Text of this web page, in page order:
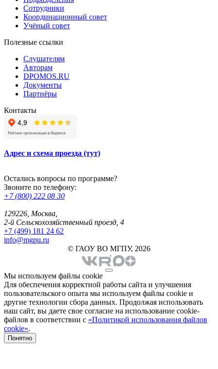
Сотрудники
Координационный совет
Учёный совет
Полезные ссылки
Слушателям
Авторам
DPOMOS.RU
Документы
Партнёры
Контакты
Адрес и схема проезда (тут)
Остались вопросы по программе?
Звоните по телефону:
+7 (800) 222 08 30
129226, Москва,
2-й Сельскохозяйственный проезд, 4
+7 (499) 181 24 62
info@mgpu.ru
© ГАОУ ВО МГПУ, 2026
Мы используем файлы cookie
Для обеспечения корректной работы сайта и улучшения
пользовательского опыта мы используем файлы cookie и
другие технологии сбора данных. Продолжая использовать
наш сайт, вы даете свое согласие на использование cookie-
файлов в соответствии с «Политикой использования файлов
cookie».
Понятно